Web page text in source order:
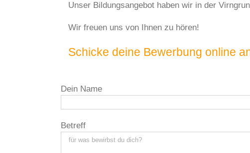
Unser Bildungsangebot haben wir in der
Wir freuen uns von Ihnen zu hören!
Schicke deine Bewerbung online
Dein Name
Betreff